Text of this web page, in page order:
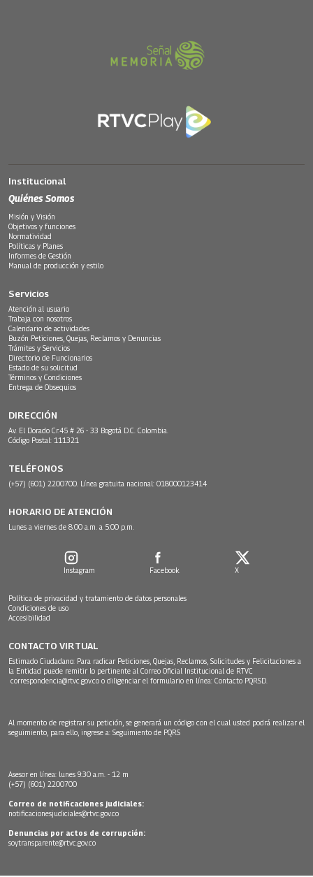
Institucional
Quiénes Somos
Misión y Visión
Objetivos y funciones
Normatividad
Políticas y Planes
Informes de Gestión
Manual de producción y estilo
Servicios
Atención al usuario
Trabaja con nosotros
Calendario de actividades
Buzón Peticiones, Quejas, Reclamos y Denuncias
Trámites y Servicios
Directorio de Funcionarios
Estado de su solicitud
Términos y Condiciones
Entrega de Obsequios
DIRECCIÓN
Av. El Dorado Cr.45 # 26 - 33 Bogotá D.C. Colombia.
Código Postal: 111321
TELÉFONOS
(+57) (601) 2200700. Línea gratuita nacional: 018000123414
HORARIO DE ATENCIÓN
Lunes a viernes de 8:00 a.m. a 5:00 p.m.
Instagram Facebook X
Política de privacidad y tratamiento de datos personales
Condiciones de uso
Accesibilidad
CONTACTO VIRTUAL
Estimado Ciudadano: Para radicar Peticiones, Quejas, Reclamos, Solicitudes y Felicitaciones a
la Entidad puede remitir lo pertinente al Correo Oficial Institucional de RTVC
correspondencia@rtvc.gov.co o diligenciar el formulario en línea: Contacto PQRSD.
Al momento de registrar su petición, se generará un código con el cual usted podrá realizar el
seguimiento, para ello, ingrese a: Seguimiento de PQRS
Asesor en línea: lunes 9:30 a.m. - 12 m
(+57) (601) 2200700
Correo de notificaciones judiciales:
notificacionesjudiciales@rtvc.gov.co
Denuncias por actos de corrupción:
soytransparente@rtvc.gov.co